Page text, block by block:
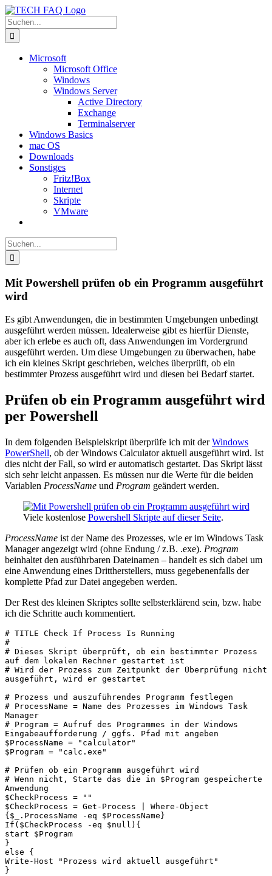
Zum
Inhalt
springen
Suche
nach:
Microsoft
Microsoft Office
Windows
Windows Server
Active Directory
Exchange
Terminalserver
Windows Basics
mac OS
Downloads
Sonstiges
Fritz!Box
Internet
Skripte
VMware
Suche
nach:
Mit Powershell prüfen ob ein Programm ausgeführt
wird
Es gibt Anwendungen, die in bestimmten Umgebungen unbedingt
ausgeführt werden müssen. Idealerweise gibt es hierfür Dienste,
aber ich erlebe es auch oft, dass Anwendungen im Vordergrund
ausgeführt werden. Um diese Umgebungen zu überwachen, habe
ich ein kleines Skript geschrieben, welches überprüft, ob ein
bestimmter Prozess ausgeführt wird und diesen bei Bedarf startet.
Prüfen ob ein Programm ausgeführt wird
per Powershell
In dem folgenden Beispielskript überprüfe ich mit derWindows
PowerShell, ob der Windows Calculator aktuell ausgeführt wird. Ist
dies nicht der Fall, so wird er automatisch gestartet. Das Skript lässt
sich sehr leicht anpassen. Es müssen nur die Werte für die beiden
Variablen ProcessName und Program geändert werden.
Viele kostenlose Powershell Skripte auf dieser Seite.
ProcessName ist der Name des Prozesses, wie er im Windows Task
Manager angezeigt wird (ohne Endung / z.B. .exe). Program
beinhaltet den ausführbaren Dateinamen – handelt es sich dabei um
eine Anwendung eines Drittherstellers, muss gegebenenfalls der
komplette Pfad zur Datei angegeben werden.
Der Rest des kleinen Skriptes sollte selbsterklärend sein, bzw. habe
ich die Schritte auch kommentiert.
# TITLE Check If Process Is Running
#
# Dieses Skript überprüft, ob ein bestimmter Prozess
auf dem lokalen Rechner gestartet ist
# Wird der Prozess zum Zeitpunkt der Überprüfung nicht
ausgeführt, wird er gestartet
# Prozess und auszuführendes Programm festlegen
# ProcessName = Name des Prozesses im Windows Task
Manager
# Program = Aufruf des Programmes in der Windows
Eingabeaufforderung / ggfs. Pfad mit angeben
$ProcessName = "calculator"
$Program = "calc.exe"
# Prüfen ob ein Programm ausgeführt wird
# Wenn nicht, Starte das die in $Program gespeicherte
Anwendung
$CheckProcess = ""
$CheckProcess = Get-Process | Where-Object
{$_.ProcessName -eq $ProcessName}
If($CheckProcess -eq $null){
start $Program
}
else {
Write-Host "Prozess wird aktuell ausgeführt"
}